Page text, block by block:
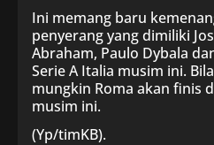
Ini memang baru
penyerang yang dimiliki
Abraham, Paulo Dybala
Serie A Italia musim ini.
mungkin Roma akan finis
musim ini.
(Yp/timKB).